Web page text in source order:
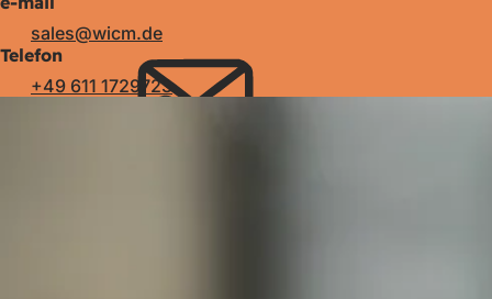
sales
wicm de
Telefon
+49 611 1729723